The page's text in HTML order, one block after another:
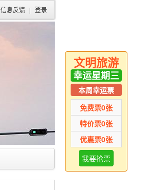
信息反馈 | 登录
文明旅游
幸运星期三
本周幸运票
免费票0张
特价票0张
优惠票0张
我要抢票